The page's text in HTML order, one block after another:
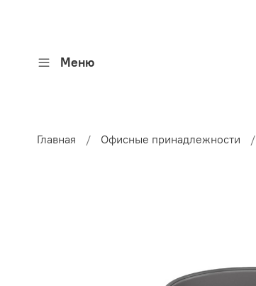
Меню
Главная Офисные принадлежности